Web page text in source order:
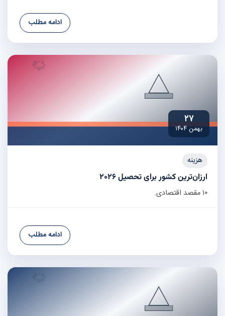
ادامه مطلب
۲۷
بهمن ۱۴۰۴
هزینه
ارزان‌ترین کشور برای تحصیل ۲۰۲۶
۱۰ مقصد اقتصادی.
ادامه مطلب